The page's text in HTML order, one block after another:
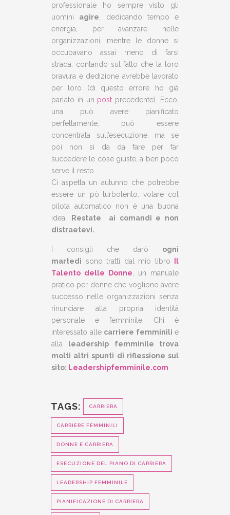
professionale ho sempre visto gli
uomini agire , dedicando tempo e
energia, per avanzare nelle
organizzazioni, mentre le donne si
occupavano assai meno di farsi
strada, contando sul fatto che la loro
bravura e dedizione avrebbe lavorato
per loro (di questo errore ho già
parlato in un post precedente). Ecco,
una può avere pianificato
perfettamente, può essere
concentrata sull’esecuzione, ma se
poi non si da da fare per far
succedere le cose giuste, a ben poco
serve il resto.
Ci aspetta un autunno che potrebbe
essere un pò turbolento: volare col
pilota automatico non è una buona
idea.
Restate ai comandi e non
distraetevi.
I consigli che darò ogni
martedì sono tratti dal mio libro
Il
Talento delle Donne , un manuale
pratico per donne che vogliono avere
successo nelle organizzazioni senza
rinunciare alla propria identità
personale e femminile. Chi è
interessato alle carriere femminili e
alla
leadership femminile trova
molti altri spunti di riflessione sul
sito: Leadershipfemminile.com
TAGS: CARRIERA
CARRIERE FEMMINILI
DONNE E CARRIERA
ESECUZIONE DEL PIANO DI CARRIERA
LEADERSHIP FEMMINILE
PIANIFICAZIONE DI CARRIERA